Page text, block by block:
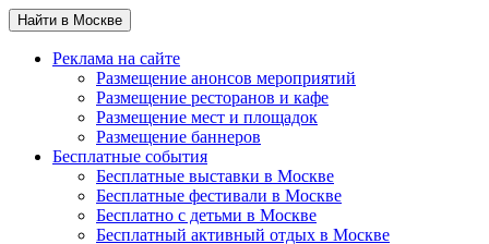
Найти в Москве
Реклама на сайте
Размещение анонсов мероприятий
Размещение ресторанов и кафе
Размещение мест и площадок
Размещение баннеров
Бесплатные события
Бесплатные выставки в Москве
Бесплатные фестивали в Москве
Бесплатно с детьми в Москве
Бесплатный активный отдых в Москве